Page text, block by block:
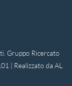
Gruppo Ricercato
| Realizzato da AL